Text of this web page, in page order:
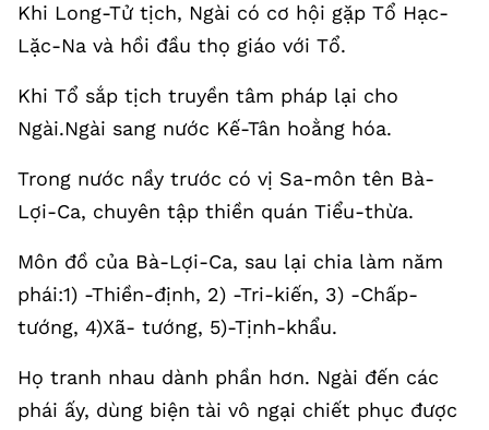
Khi Long-Tử tịch, Ngài có cơ hội gặp Tổ Hạc-
Lặc-Na và hồi đầu thọ giáo với Tổ.
Khi Tổ sắp tịch truyền tâm pháp lại cho
Ngài.Ngài sang nước Kế-Tân hoằng hóa.
Trong nước nầy trước có vị Sa-môn tên Bà-
Lợi-Ca, chuyên tập thiền quán Tiểu-thừa.
Môn đồ của Bà-Lợi-Ca, sau lại chia làm năm
phái:1) -Thiền-định, 2) -Tri-kiến, 3) -Chấp-
tướng, 4)Xã- tướng, 5)-Tịnh-khẩu.
Họ tranh nhau dành phần hơn. Ngài đến các
phái ấy, dùng biện tài vô ngại chiết phục được